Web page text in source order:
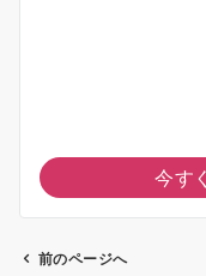
今す
前のページへ